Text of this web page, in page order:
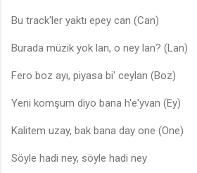
Bu track'ler yaktı epey can (Can)
Burada müzik yok lan, o ney lan? (Lan)
Fero boz ayı, piyasa bi' ceylan (Boz)
Yeni komşum diyo bana h'e'yvan (Ey)
Kalitem uzay, bak bana day one (One)
Söyle hadi ney, söyle hadi ney